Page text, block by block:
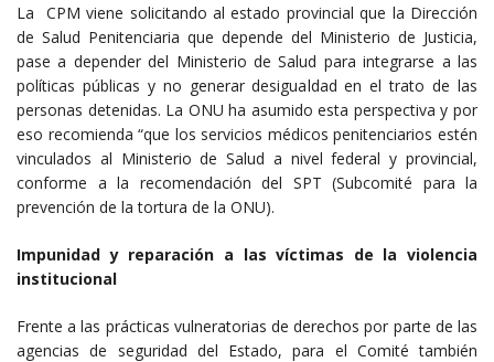
La CPM viene solicitando al estado provincial que la Dirección
de Salud Penitenciaria que depende del Ministerio de Justicia,
pase a depender del Ministerio de Salud para integrarse a las
políticas públicas y no generar desigualdad en el trato de las
personas detenidas. La ONU ha asumido esta perspectiva y por
eso recomienda “que los servicios médicos penitenciarios estén
vinculados al Ministerio de Salud a nivel federal y provincial,
conforme a la recomendación del SPT (Subcomité para la
prevención de la tortura de la ONU).
Impunidad y reparación a las víctimas de la violencia
institucional
Frente a las prácticas vulneratorias de derechos por parte de las
agencias de seguridad del Estado, para el Comité también